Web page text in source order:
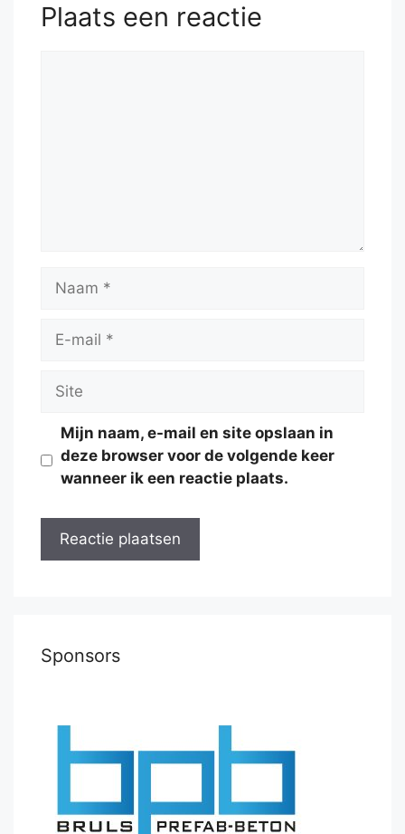
Plaats een reactie
Naam
Site
Mijn naam, e-mail en site opslaan in
deze browser voor de volgende keer
wanneer ik een reactie plaats.
Sponsors